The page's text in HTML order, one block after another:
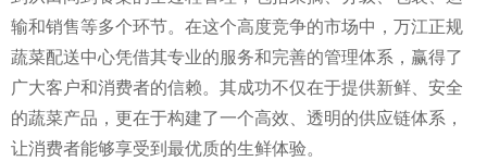
输和销售等多个环节。在这个高度竞争的市场中，万江正规
蔬菜配送中心凭借其专业的服务和完善的管理体系，赢得了
广大客户和消费者的信赖。其成功不仅在于提供新鲜、安全
的蔬菜产品，更在于构建了一个高效、透明的供应链体系，
让消费者能够享受到最优质的生鲜体验。